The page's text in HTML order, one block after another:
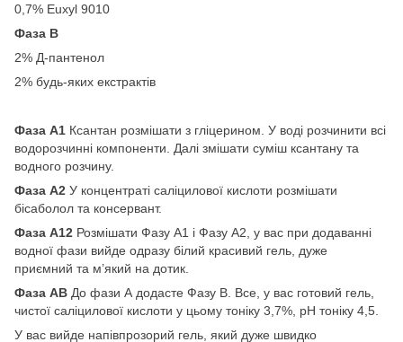
0,7% Euxyl 9010
Фаза В
2% Д-пантенол
2% будь-яких екстрактів
Фаза А1 Ксантан розмішати з гліцерином. У воді розчинити всі
водорозчинні компоненти. Далі змішати суміш ксантану та
водного розчину.
Фаза А2 У концентраті саліцилової кислоти розмішати
бісаболол та консервант.
Фаза А12 Розмішати Фазу А1 і Фазу А2, у вас при додаванні
водної фази вийде одразу білий красивий гель, дуже
приємний та м’який на дотик.
Фаза АВ До фази А додасте Фазу В. Все, у вас готовий гель,
чистої саліцилової кислоти у цьому тоніку 3,7%, рН тоніку 4,5.
У вас вийде напівпрозорий гель, який дуже швидко